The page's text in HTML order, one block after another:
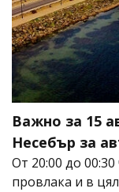
Важно за 15
Несебър за
От 20:00 до
провлака и в